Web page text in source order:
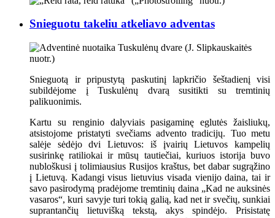
Snieguotu takeliu atkeliavo adventas
Snieguotą ir pripustytą paskutinį lapkričio šeštadienį visi
subildėjome į Tuskulėnų dvarą susitikti su tremtinių
palikuonimis.
Kartu su renginio dalyviais pasigaminę eglutės žaisliukų,
atsistojome pristatyti svečiams advento tradicijų. Tuo metu
salėje sėdėjo dvi Lietuvos: iš įvairių Lietuvos kampelių
susirinkę ratiliokai ir mūsų tautiečiai, kuriuos istorija buvo
nubloškusi į tolimiausius Rusijos kraštus, bet dabar sugrąžino
į Lietuvą. Kadangi visus lietuvius visada vienijo daina, tai ir
savo pasirodymą pradėjome tremtinių daina „Kad ne auksinės
vasaros“, kuri savyje turi tokią galią, kad net ir svečių, sunkiai
suprantančių lietuvišką tekstą, akys spindėjo. Prisistatę